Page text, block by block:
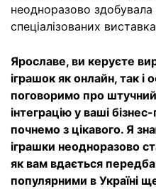
неодноразово
спеціалізованих
Ярославе, ви керуєте
іграшок як онлайн, так і
поговоримо про штучний
інтеграцію у ваші
почнемо з цікавого. Я
іграшки неодноразово
як вам вдається
популярними в Україні